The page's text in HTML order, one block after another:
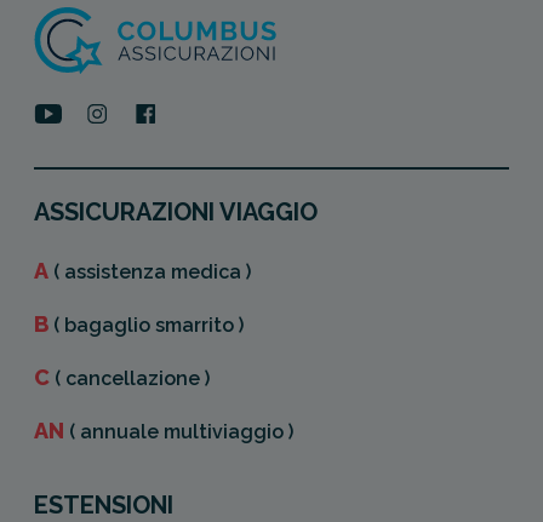
ASSICURAZIONI VIAGGIO
A ( assistenza medica )
B ( bagaglio smarrito )
C ( cancellazione )
AN ( annuale multiviaggio )
ESTENSIONI